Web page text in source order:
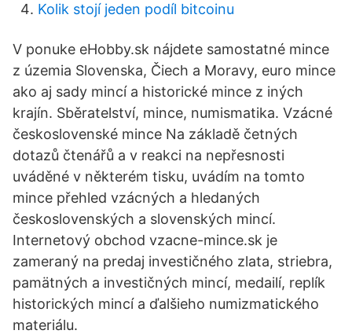
Kolik stojí jeden podíl bitcoinu
V ponuke eHobby.sk nájdete samostatné mince
z územia Slovenska, Čiech a Moravy, euro mince
ako aj sady mincí a historické mince z iných
krajín. Sběratelství, mince, numismatika. Vzácné
československé mince Na základě četných
dotazů čtenářů a v reakci na nepřesnosti
uváděné v některém tisku, uvádím na tomto
mince přehled vzácných a hledaných
československých a slovenských mincí.
Internetový obchod vzacne-mince.sk je
zameraný na predaj investičného zlata, striebra,
pamätných a investičných mincí, medailí, replík
historických mincí a ďalšieho numizmatického
materiálu.